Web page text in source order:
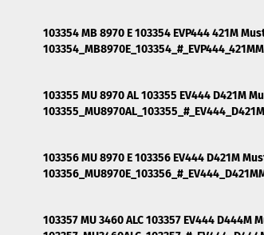
103354 MB 8970 E 103354 EVP444 421M
103355 MU 8970 AL 103355 EV444 D421M
103356 MU 8970 E 103356 EV444 D421M
103357 MU 3460 ALC 103357 EV444 D444M